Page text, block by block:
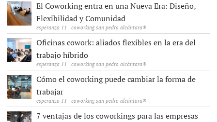
El Coworking entra en una Nueva Era: Diseño,
Flexibilidad y Comunidad
esperanza 11 | coworking san pedro alcántara®
Oficinas cowork: aliados flexibles en la era del
trabajo híbrido
esperanza 11 | coworking san pedro alcántara®
Cómo el coworking puede cambiar la forma de
trabajar
esperanza 11 | coworking san pedro alcántara®
7 ventajas de los coworkings para las empresas